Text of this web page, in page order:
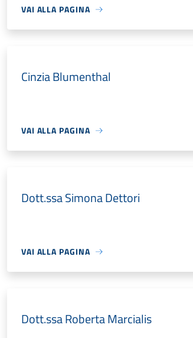
VAI ALLA PAGINA
Cinzia Blumenthal
VAI ALLA PAGINA
Dott.ssa Simona Dettori
VAI ALLA PAGINA
Dott.ssa Roberta Marcialis